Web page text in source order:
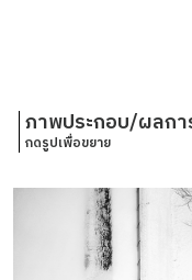
ภาพประกอบ/ผลกา
กดรูปเพื่อขยาย